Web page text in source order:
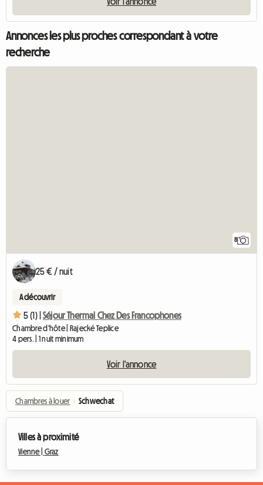
Annonces les plus proches correspondant à votre
recherche
8
25 € / nuit
A découvrir
5 (1) | Séjour Thermal Chez Des Francophones
Chambre d'hôte | Rajecké Teplice
4 pers. | 1 nuit minimum
Voir l'annonce
Chambres à louer › Schwechat
Villes à proximité
Vienne | Graz